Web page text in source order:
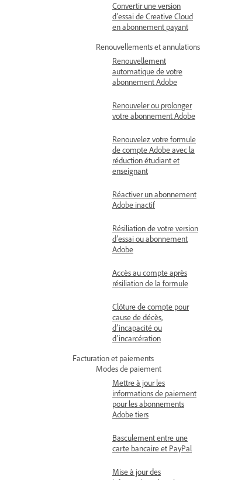
Convertir une version
d’essai de Creative Cloud
en abonnement payant
Renouvellements et annulations
Renouvellement
automatique de votre
abonnement Adobe
Renouveler ou prolonger
votre abonnement Adobe
Renouvelez votre formule
de compte Adobe avec la
réduction étudiant et
enseignant
Réactiver un abonnement
Adobe inactif
Résiliation de votre version
d’essai ou abonnement
Adobe
Accès au compte après
résiliation de la formule
Clôture de compte pour
cause de décès,
d’incapacité ou
d’incarcération
Facturation et paiements
Modes de paiement
Mettre à jour les
informations de paiement
pour les abonnements
Adobe tiers
Basculement entre une
carte bancaire et PayPal
Mise à jour des